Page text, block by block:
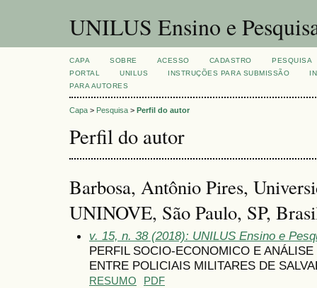
UNILUS Ensino e
CAPA SOBRE ACESSO CADASTRO
PESQUISA
PORTAL
UNILUS INSTRUÇÕES PARA SUBMISSÃO
PARA AUTORES
Capa > Pesquisa > Perfil do autor
Perfil do autor
Barbosa, Antônio Pires,
UNINOVE, São Paulo, SP,
v. 15, n. 38 (2018): UNILUS Ensino e
PERFIL SOCIO-ECONOMICO E
ENTRE POLICIAIS MILITARES DE
RESUMO PDF